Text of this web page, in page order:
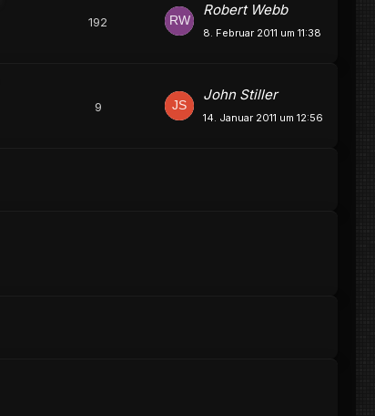
192
Robert Webb
8. Februar 2011 um 11:38
9
John Stiller
14. Januar 2011 um 12:56